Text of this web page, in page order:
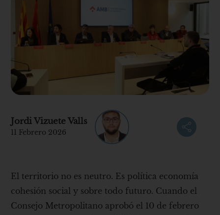
Jordi Vizuete Valls
11 Febrero 2026
El territorio no es neutro. Es política economía
cohesión social y sobre todo futuro. Cuando el
Consejo Metropolitano aprobó el 10 de febrero